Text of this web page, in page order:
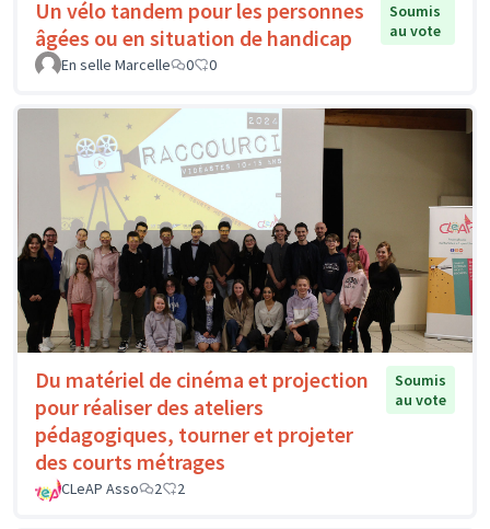
Un vélo tandem pour les personnes
âgées ou en situation de handicap
Soumis
au vote
En selle Marcelle
0 0
Du matériel de cinéma et projection
pour réaliser des ateliers
pédagogiques, tourner et projeter
des courts métrages
Soumis
au vote
CLeAP Asso 2 2